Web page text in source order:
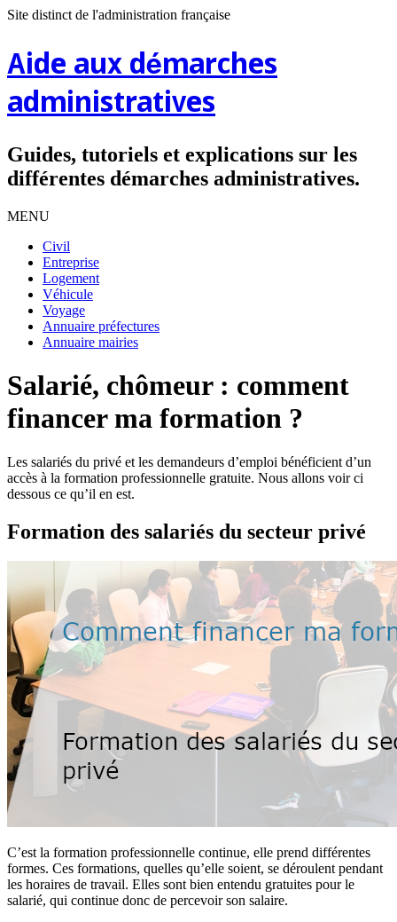
Site distinct de l'administration française
Aide aux démarches
administratives
Guides, tutoriels et explications sur les
différentes démarches administratives.
MENU
Civil
Entreprise
Logement
Véhicule
Voyage
Annuaire préfectures
Annuaire mairies
Salarié, chômeur : comment
financer ma formation ?
Les salariés du privé et les demandeurs d’emploi bénéficient d’un
accès à la formation professionnelle gratuite. Nous allons voir ci
dessous ce qu’il en est.
Formation des salariés du secteur privé
C’est la formation professionnelle continue, elle prend différentes
formes. Ces formations, quelles qu’elle soient, se déroulent pendant
les horaires de travail. Elles sont bien entendu gratuites pour le
salarié, qui continue donc de percevoir son salaire.